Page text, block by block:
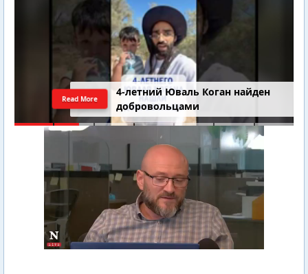
4-летний Юваль Коган найден
добровольцами
Read More